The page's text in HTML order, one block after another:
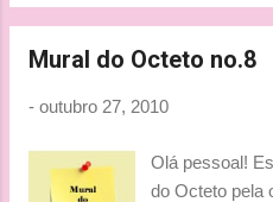
caso não
optou por
final do ano
início do ano).
Mural do Octeto no.8
- outubro 27, 2010
Olá pessoal!
do Octeto pela